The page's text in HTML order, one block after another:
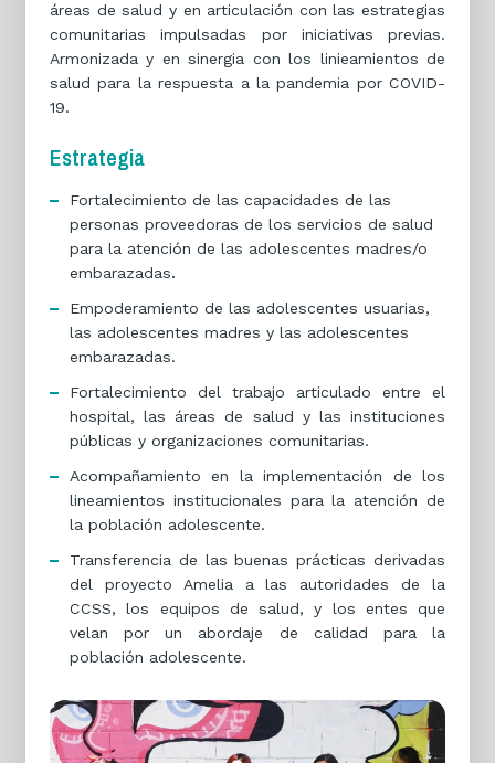
áreas de salud y en articulación con las estrategias
comunitarias impulsadas por iniciativas previas.
Armonizada y en sinergia con los linieamientos de
salud para la respuesta a la pandemia por COVID-
19.
Estrategia
Fortalecimiento de las capacidades de las
personas proveedoras de los servicios de salud
para la atención de las adolescentes madres/o
embarazadas.
Empoderamiento de las adolescentes usuarias,
las adolescentes madres y las adolescentes
embarazadas.
Fortalecimiento del trabajo articulado entre el
hospital, las áreas de salud y las instituciones
públicas y organizaciones comunitarias.
Acompañamiento en la implementación de los
lineamientos institucionales para la atención de
la población adolescente.
Transferencia de las buenas prácticas derivadas
del proyecto Amelia a las autoridades de la
CCSS, los equipos de salud, y los entes que
velan por un abordaje de calidad para la
población adolescente.